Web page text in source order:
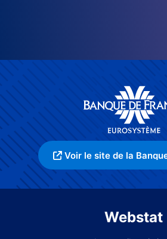
Voir le site de la
Webstat